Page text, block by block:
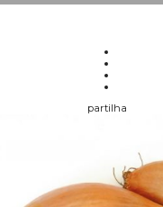
partilha